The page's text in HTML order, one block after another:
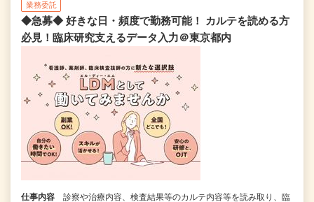
業務委託
◆急募◆ 好きな日・頻度で勤務可能！ カルテを読める方
必見！臨床研究支えるデータ入力＠東京都内
仕事内容
診察や治療内容、検査結果等のカルテ内容等を読み取り、臨